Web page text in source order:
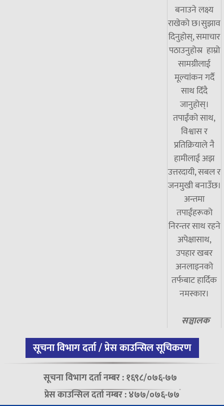
बनाउने लक्ष्य
राखेको छ।सुझाव
दिनुहोस्, समाचार
पठाउनुहोस्र हाम्रो
सामग्रीलाई
मूल्यांकन गर्दै
साथ दिँदै
जानुहोस्।
तपाईंको साथ,
विश्वास र
प्रतिक्रियाले नै
हामीलाई अझ
उत्तरदायी, सबल र
जनमुखी बनाउँछ।
अन्तमा
तपाईंहरूको
निरन्तर साथ रहने
अपेक्षासाथ,
उपहार खबर
अनलाइनको
तर्फबाट हार्दिक
नमस्कार।
सञ्चालक
सूचना विभाग दर्ता / प्रेस काउन्सिल सूचिकरण
सूचना विभाग दर्ता नम्बर : १६९८/०७६-७७
प्रेस काउन्सिल दर्ता नम्बर : ४७७/०७६-७७